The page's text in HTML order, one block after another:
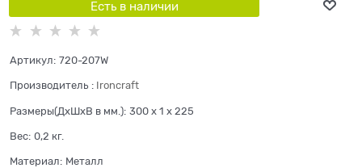
Есть в наличии
Артикул: 720-207W
Производитель : Ironcraft
Размеры(ДхШхВ в мм.): 300 x 1 x 225
Вес: 0,2 кг.
Материал: Металл